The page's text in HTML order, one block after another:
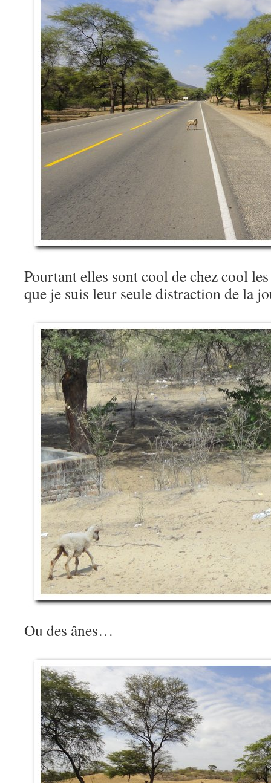
Pourtant elles sont cool de chez cool
que je suis leur seule distraction de la
Ou des ânes…